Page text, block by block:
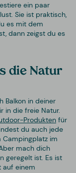
ein paar
Sie ist praktisch,
es mit dem
dann zeigst du es
die Natur
Balkon in deiner
in die freie Natur.
Produkten für
du auch jede
Campingplatz im
mach dich
geregelt ist. Es ist
auf einem